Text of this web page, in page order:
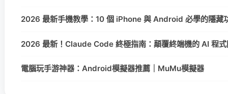
2026 最新手機教學：10 個 iPhone 與 Android 必學的隱藏
2026 最新！Claude Code 終極指南：顛覆終端機的 AI 程式
電腦玩手游神器：Android模擬器推薦｜MuMu模擬器